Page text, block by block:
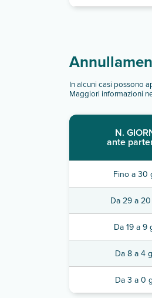
In alcuni casi possono
Maggiori informazioni
N.
ante
Fino a 30
Da 29 a
Da 19 a 9
Da 8 a 4
Da 3 a 0